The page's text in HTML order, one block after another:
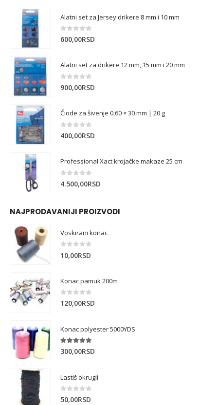
Alatni set za Jersey drikere 8 mm i 10 mm
0 out of 5
600,00RSD
Alatni set za drikere 12 mm, 15 mm i 20 mm
0 out of 5
900,00RSD
Čiode za šivenje 0,60 × 30 mm | 20 g
0 out of 5
400,00RSD
Professional Xact krojačke makaze 25 cm
4.500,00RSD
NAJPRODAVANIJI PROIZVODI
Voskirani konac
10,00RSD
Konac pamuk 200m
0 out of 5
120,00RSD
Konac polyester 5000YDS
5.00out of 5
300,00RSD
Lastiš okrugli
0 out of 5
50,00RSD